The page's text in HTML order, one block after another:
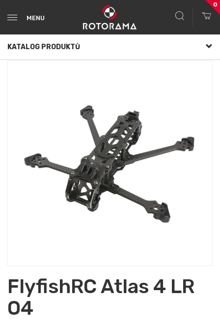
MENU
0
KATALOG PRODUKTŮ
FlyfishRC Atlas 4 LR
O4